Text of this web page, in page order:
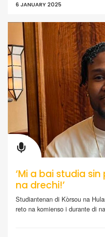
6 JANUARY 2025
‘Mi a bai studia
na drechi!’
Studiantenan di Kòrsou na
reto na komienso i durante di